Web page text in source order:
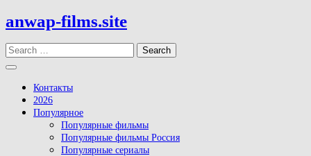
Skip
to
content
anwap-films.site
Search
Open
Button
Контакты
2026
Популярное
Популярные фильмы
Популярные фильмы Россия
Популярные сериалы